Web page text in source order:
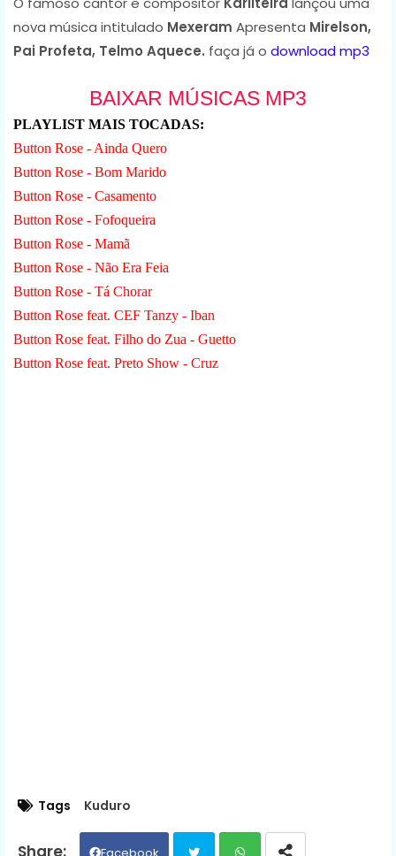
nova música intitulado Mexeram Apresenta Mirelson,
Pai Profeta, Telmo Aquece. faça já o download mp3
BAIXAR MÚSICAS MP3
PLAYLIST MAIS TOCADAS:
Button Rose - Ainda Quero
Button Rose - Bom Marido
Button Rose - Casamento
Button Rose - Fofoqueira
Button Rose - Mamã
Button Rose - Não Era Feia
Button Rose - Tá Chorar
Button Rose feat. CEF Tanzy - Iban
Button Rose feat. Filho do Zua - Guetto
Button Rose feat. Preto Show - Cruz
Tags Kuduro